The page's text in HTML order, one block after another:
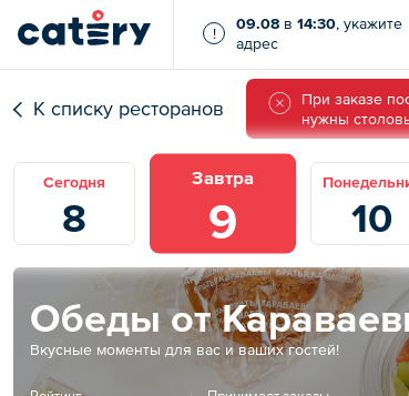
!
09.08 в 14:30, укажите
адрес
К списку ресторанов
При заказе
нужны
Сегодня
8
Завтра
9 10
Обеды от
Вкусные моменты для вас и ваших гостей!